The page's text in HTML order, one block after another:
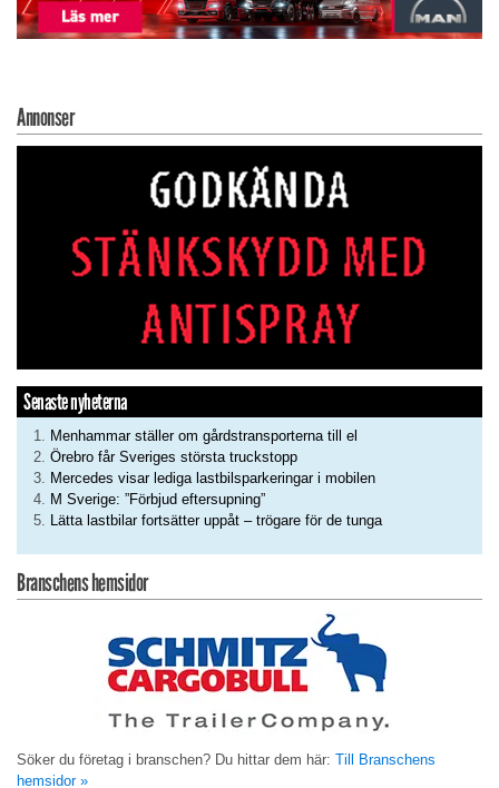
Annonser
Senaste nyheterna
Menhammar ställer om gårdstransporterna till el
Örebro får Sveriges största truckstopp
Mercedes visar lediga lastbilsparkeringar i mobilen
M Sverige: ”Förbjud eftersupning”
Lätta lastbilar fortsätter uppåt – trögare för de tunga
Branschens hemsidor
Söker du företag i branschen? Du hittar dem här: Till Branschens
hemsidor »